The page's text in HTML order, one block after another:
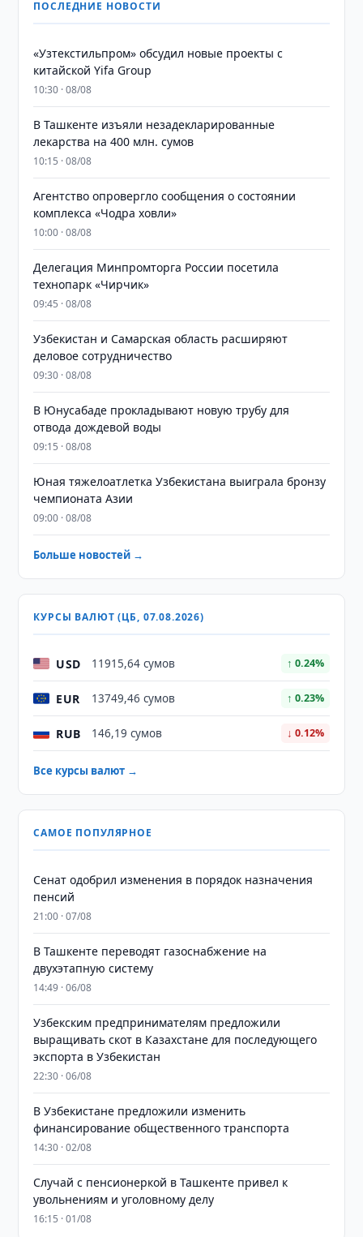
ПОСЛЕДНИЕ НОВОСТИ
«Узтекстильпром» обсудил новые проекты с
китайской Yifa Group
10:30 · 08/08
​​​​​​​В Ташкенте изъяли незадекларированные
лекарства на 400 млн. сумов
10:15 · 08/08
Агентство опровергло сообщения о состоянии
комплекса «Чодра ховли»
10:00 · 08/08
Делегация Минпромторга России посетила
технопарк «Чирчик»
09:45 · 08/08
Узбекистан и Самарская область расширяют
деловое сотрудничество
09:30 · 08/08
В Юнусабаде прокладывают новую трубу для
отвода дождевой воды
09:15 · 08/08
Юная тяжелоатлетка Узбекистана выиграла бронзу
чемпионата Азии
09:00 · 08/08
Больше новостей →
КУРСЫ ВАЛЮТ (ЦБ, 07.08.2026)
USD 11915,64 сумов ↑ 0.24%
EUR 13749,46 сумов ↑ 0.23%
RUB 146,19 сумов ↓ 0.12%
Все курсы валют →
САМОЕ ПОПУЛЯРНОЕ
Сенат одобрил изменения в порядок назначения
пенсий
21:00 · 07/08
В Ташкенте переводят газоснабжение на
двухэтапную систему
14:49 · 06/08
Узбекским предпринимателям предложили
выращивать скот в Казахстане для последующего
экспорта в Узбекистан
22:30 · 06/08
В Узбекистане предложили изменить
финансирование общественного транспорта
14:30 · 02/08
Случай с пенсионеркой в Ташкенте привел к
увольнениям и уголовному делу
16:15 · 01/08